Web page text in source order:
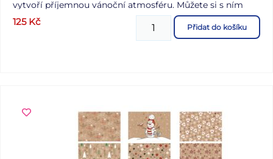
vytvoří příjemnou vánoční atmosféru. Můžete si s ním
ozdobit různé vánoční dekorace. Snadné namíření a
nastříkání vám pomůže vyhnout se nepořádku. Objem:
125 Kč Přidat do košíku